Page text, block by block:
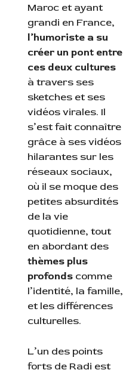
Maroc et ayant
grandi en France,
l’humoriste a su
créer un pont entre
ces deux cultures
à travers ses
sketches et ses
vidéos virales. Il
s’est fait connaître
grâce à ses vidéos
hilarantes sur les
réseaux sociaux,
où il se moque des
petites absurdités
de la vie
quotidienne, tout
en abordant des
thèmes plus
profonds comme
l’identité, la famille,
et les différences
culturelles.
L’un des points
forts de Radi est